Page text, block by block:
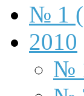
№ 1
2010
№